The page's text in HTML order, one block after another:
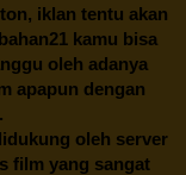
iklan tentu akan
kamu bisa
oleh adanya
apapun dengan
oleh server
film yang sangat